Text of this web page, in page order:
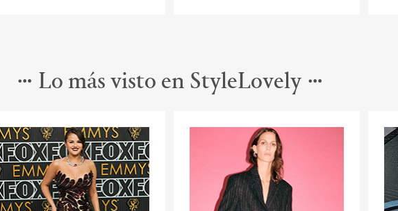
Lo más visto en StyleLovely